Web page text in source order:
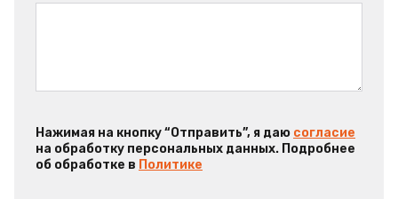
Нажимая на кнопку “Отправить”, я даю согласие
на обработку персональных данных. Подробнее
об обработке в Политике